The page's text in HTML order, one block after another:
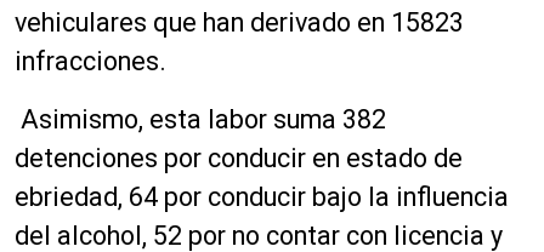
vehiculares que han derivado en 15823
infracciones.
Asimismo, esta labor suma 382
detenciones por conducir en estado de
ebriedad, 64 por conducir bajo la influencia
del alcohol, 52 por no contar con licencia y